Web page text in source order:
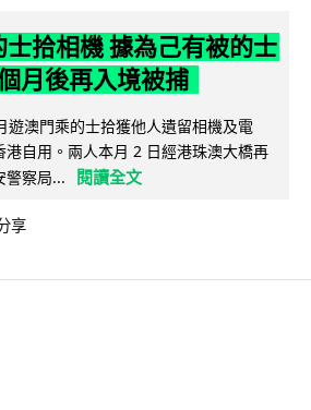
拾相機 據為己有被的士
月後再入境被捕
遊澳門乘的士拾獲他人遺留相機及電
自用。兩人本月 2 日經港珠澳大橋再
警察局...
閱讀全文
享